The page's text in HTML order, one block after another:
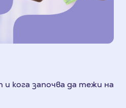
кога започва да тежи на